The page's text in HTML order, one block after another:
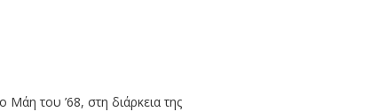
του ’68, στη διάρκεια της